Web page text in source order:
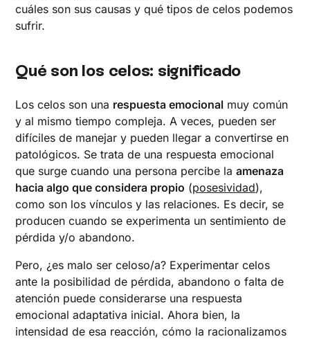
cuáles son sus causas y qué tipos de celos podemos
sufrir.
Qué son los celos: significado
Los celos son una respuesta emocional muy común
y al mismo tiempo compleja. A veces, pueden ser
difíciles de manejar y pueden llegar a convertirse en
patológicos. Se trata de una respuesta emocional
que surge cuando una persona percibe laamenaza
hacia algo que considera propio (posesividad),
como son los vínculos y las relaciones. Es decir, se
producen cuando se experimenta un sentimiento de
pérdida y/o abandono.
Pero, ¿es malo ser celoso/a? Experimentar celos
ante la posibilidad de pérdida, abandono o falta de
atención puede considerarse una respuesta
emocional adaptativa inicial. Ahora bien, la
intensidad de esa reacción, cómo la racionalizamos